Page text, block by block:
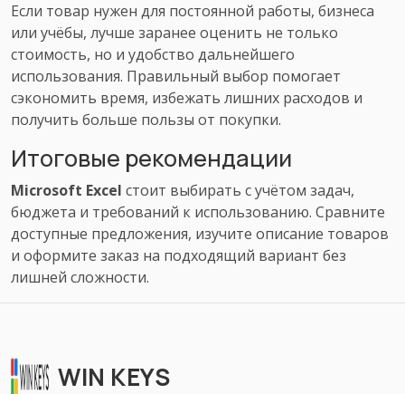
Если товар нужен для постоянной работы, бизнеса
или учёбы, лучше заранее оценить не только
стоимость, но и удобство дальнейшего
использования. Правильный выбор помогает
сэкономить время, избежать лишних расходов и
получить больше пользы от покупки.
Итоговые рекомендации
Microsoft Excel стоит выбирать с учётом задач,
бюджета и требований к использованию. Сравните
доступные предложения, изучите описание товаров
и оформите заказ на подходящий вариант без
лишней сложности.
WIN KEYS